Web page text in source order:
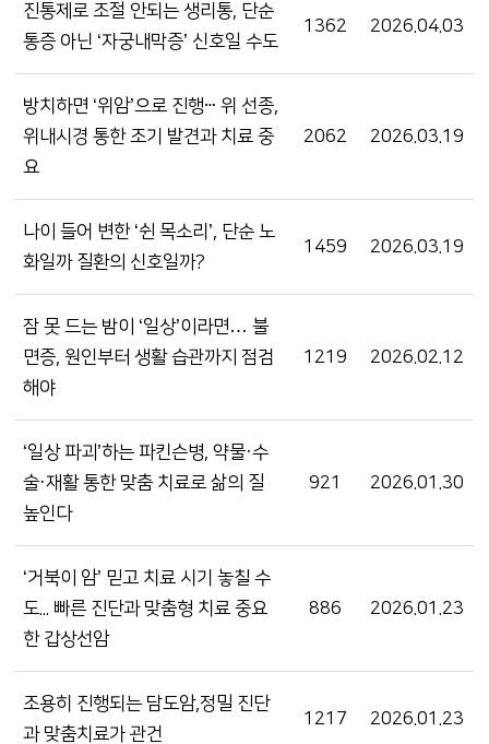
진통제로 조절 안되는 생리통, 단순
통증 아닌 ‘자궁내막증’ 신호일 수도
1362 2026.04.03
방치하면 ‘위암’으로 진행ⵈ 위 선종,
위내시경 통한 조기 발견과 치료 중
요
2062 2026.03.19
나이 들어 변한 ‘쉰 목소리’, 단순 노
화일까 질환의 신호일까?
1459 2026.03.19
잠 못 드는 밤이 ‘일상’이라면… 불
면증, 원인부터 생활 습관까지 점검
해야
1219 2026.02.12
‘일상 파괴’하는 파킨슨병, 약물·수
술·재활 통한 맞춤 치료로 삶의 질
높인다
921 2026.01.30
‘거북이 암’ 믿고 치료 시기 놓칠 수
도... 빠른 진단과 맞춤형 치료 중요
한 갑상선암
886 2026.01.23
조용히 진행되는 담도암,정밀 진단
과 맞춤치료가 관건
1217 2026.01.23